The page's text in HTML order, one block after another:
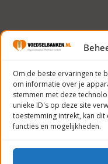
Om de beste ervaringen te
om informatie over je
stemmen met deze
unieke ID's op deze site
toestemming intrekt, kan
functies en mogelijkheden.
© 2023
Nederland
Privacyverklaring